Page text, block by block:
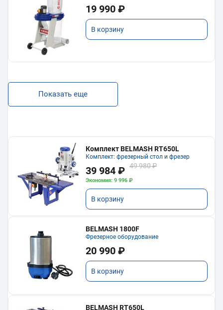
19 990 ₽
В корзину
Показать еще
Комплект BELMASH RT650L
Комплект: фрезерный стол и фрезер
39 984 ₽ 49 980 ₽
Экономия: 9 996 ₽
В корзину
BELMASH 1800F
Фрезерное оборудование
20 990 ₽
В корзину
BELMASH RT650L